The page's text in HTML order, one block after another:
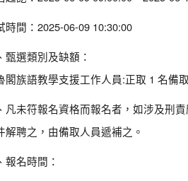
時間：2025-06-09 10:30:00
甄選類別及缺額：
閣族語教學支援工作人員:正取 1 名備
凡未符報名資格而報名者，如涉及刑
解聘之，由備取人員遞補之。
報名時間：